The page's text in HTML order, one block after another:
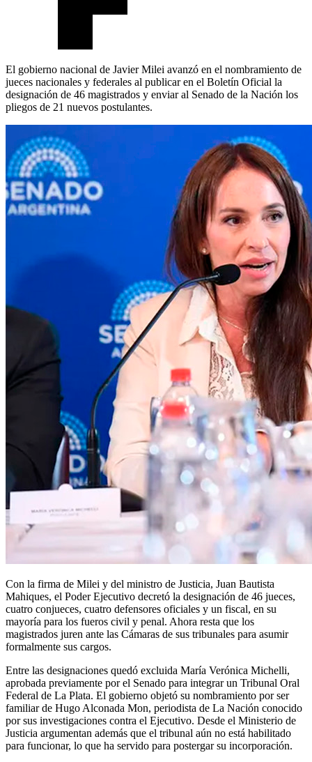
El gobierno nacional de Javier Milei avanzó en el nombramiento de
jueces nacionales y federales al publicar en el Boletín Oficial la
designación de 46 magistrados y enviar al Senado de la Nación los
pliegos de 21 nuevos postulantes.
Con la firma de Milei y del ministro de Justicia, Juan Bautista
Mahiques, el Poder Ejecutivo decretó la designación de 46 jueces,
cuatro conjueces, cuatro defensores oficiales y un fiscal, en su
mayoría para los fueros civil y penal. Ahora resta que los
magistrados juren ante las Cámaras de sus tribunales para asumir
formalmente sus cargos.
Entre las designaciones quedó excluida María Verónica Michelli,
aprobada previamente por el Senado para integrar un Tribunal Oral
Federal de La Plata. El gobierno objetó su nombramiento por ser
familiar de Hugo Alconada Mon, periodista de La Nación conocido
por sus investigaciones contra el Ejecutivo. Desde el Ministerio de
Justicia argumentan además que el tribunal aún no está habilitado
para funcionar, lo que ha servido para postergar su incorporación.